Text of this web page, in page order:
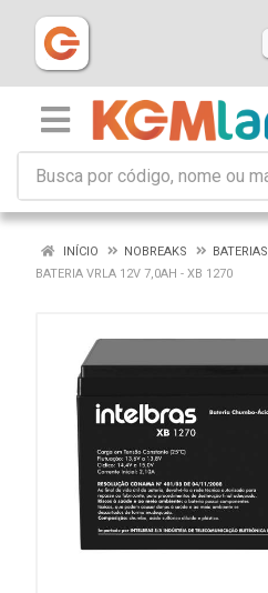
INÍCIO NOBREAKS
BATERIAS
BATERIA VRLA 12V 7,0AH - XB 1270